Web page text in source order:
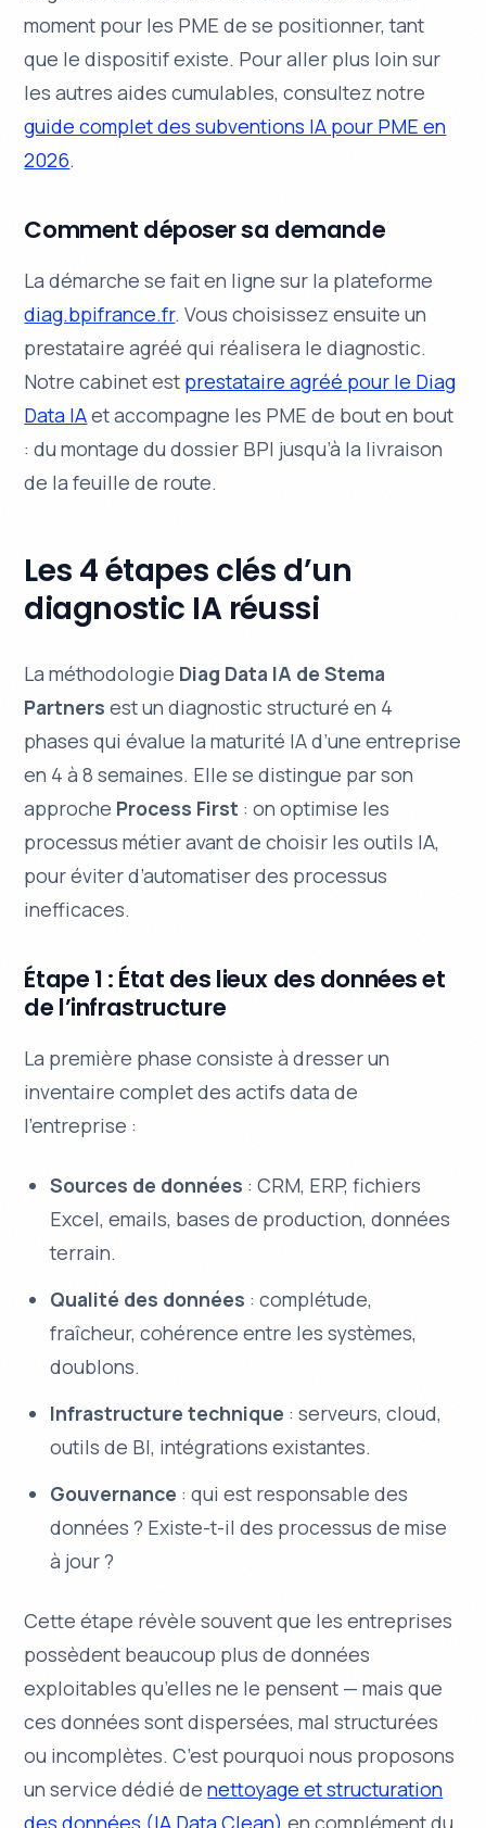
moment pour les PME de se positionner, tant
que le dispositif existe. Pour aller plus loin sur
les autres aides cumulables, consultez notre
guide complet des subventions IA pour PME en
2026.
Comment déposer sa demande
La démarche se fait en ligne sur la plateforme
diag.bpifrance.fr. Vous choisissez ensuite un
prestataire agréé qui réalisera le diagnostic.
Notre cabinet est prestataire agréé pour le Diag
Data IAet accompagne les PME de bout en bout
: du montage du dossier BPI jusqu’à la livraison
de la feuille de route.
Les 4 étapes clés d’un
diagnostic IA réussi
La méthodologie Diag Data IA de Stema
Partners est un diagnostic structuré en 4
phases qui évalue la maturité IA d’une entreprise
en 4 à 8 semaines. Elle se distingue par son
approche Process First : on optimise les
processus métieravantde choisir les outils IA,
pour éviter d’automatiser des processus
inefficaces.
Étape 1 : État des lieux des données et
de l’infrastructure
La première phase consiste à dresser un
inventaire complet des actifs data de
l’entreprise :
Sources de données : CRM, ERP, fichiers
Excel, emails, bases de production, données
terrain.
Qualité des données : complétude,
fraîcheur, cohérence entre les systèmes,
doublons.
Infrastructure technique : serveurs, cloud,
outils de BI, intégrations existantes.
Gouvernance : qui est responsable des
données ? Existe-t-il des processus de mise
à jour ?
Cette étape révèle souvent que les entreprises
possèdent beaucoup plus de données
exploitables qu’elles ne le pensent — mais que
ces données sont dispersées, mal structurées
ou incomplètes. C’est pourquoi nous proposons
un service dédié denettoyage et structuration
des données (IA Data Clean) en complément du